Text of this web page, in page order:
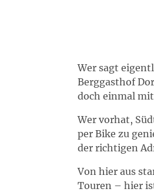
Wer sagt
Berggasthof
doch einmal
Wer vorhat,
per Bike zu
der richtigen
Von hier aus
Touren – hier